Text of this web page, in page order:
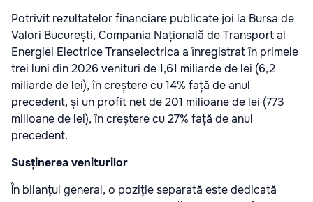
Potrivit rezultatelor financiare publicate joi la Bursa de
Valori București, Compania Națională de Transport al
Energiei Electrice Transelectrica a înregistrat în primele
trei luni din 2026 venituri de 1,61 miliarde de lei (6,2
miliarde de lei), în creștere cu 14% față de anul
precedent, și un profit net de 201 milioane de lei (773
milioane de lei), în creștere cu 27% față de anul
precedent.
Susținerea veniturilor
În bilanțul general, o poziție separată este dedicată